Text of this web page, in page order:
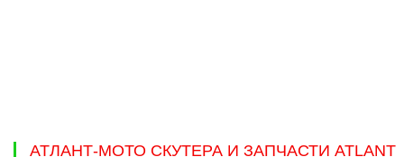
АТЛАНТ-МОТО СКУТЕРА И ЗАПЧАСТИ ATLANT